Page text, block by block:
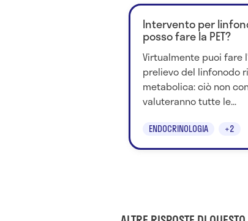
Intervento per
posso fare la PET?
Virtualmente puoi fare
prelievo del linfonodo
metabolica: ciò non
valuteranno tutte le...
ENDOCRINOLOGIA +2